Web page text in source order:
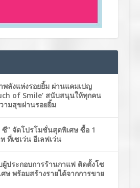
ลังแห่งรอยยิ้ม ผ่านแคมเปญ
of Smile’ สนับสนุนให้ทุกคน
ามสุขผ่านรอยยิ้ม
ซี” จัดโปรโมชั่นสุดพิเศษ ซื้อ 1
ที่เซเว่น อีเลฟเว่น
ผู้ประกอบการร้านกาแฟ ติดตั้งโซ
ษ พร้อมสร้างรายได้จากการขาย